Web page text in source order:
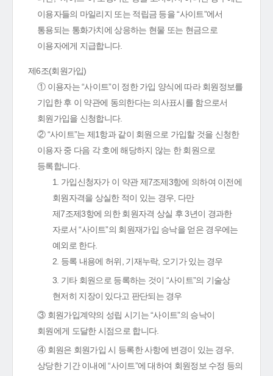
이용자들의 마일리지 또는 적립금 등을 “사이트”에서
통용되는 통화가치에 상응하는 현물 또는 현금으로
이용자에게 지급합니다.
제6조(회원가입)
① 이용자는 “사이트”이 정한 가입 양식에 따라 회원정보를
기입한 후 이 약관에 동의한다는 의사표시를 함으로서
회원가입을 신청합니다.
② “사이트”는 제1항과 같이 회원으로 가입할 것을 신청한
이용자 중 다음 각 호에 해당하지 않는 한 회원으로
등록합니다.
1. 가입신청자가 이 약관 제7조제3항에 의하여 이전에
회원자격을 상실한 적이 있는 경우, 다만
제7조제3항에 의한 회원자격 상실 후 3년이 경과한
자로서 “사이트”의 회원재가입 승낙을 얻은 경우에는
예외로 한다.
2. 등록 내용에 허위, 기재누락, 오기가 있는 경우
3. 기타 회원으로 등록하는 것이 “사이트”의 기술상
현저히 지장이 있다고 판단되는 경우
③ 회원가입계약의 성립 시기는 “사이트”의 승낙이
회원에게 도달한 시점으로 합니다.
④ 회원은 회원가입 시 등록한 사항에 변경이 있는 경우,
상당한 기간 이내에 “사이트”에 대하여 회원정보 수정 등의